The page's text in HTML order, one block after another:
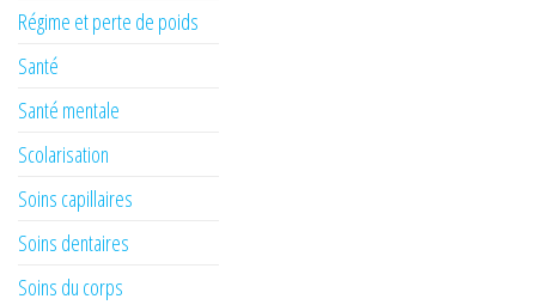
Régime et perte de poids
Santé
Santé mentale
Scolarisation
Soins capillaires
Soins dentaires
Soins du corps